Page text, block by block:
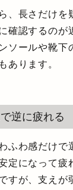
、長さだけを
確認するのが
ソールや靴下
あります。
逆に疲れる
ふわ感だけで
定になって疲
すが、支えが